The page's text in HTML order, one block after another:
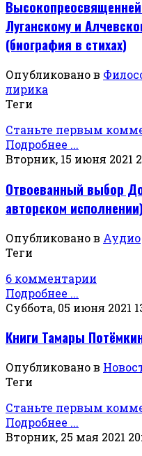
Луганскому и
(биография в стихах)
Опубликовано в
лирика
Теги
Станьте первым
Подробнее ...
Вторник, 15 июня 2021
Отвоеванный выбор
авторском исполнении)
Опубликовано в Аудио
Теги
6 комментарии
Подробнее ...
Суббота, 05 июня 2021
Книги Тамары
Опубликовано в
Теги
Станьте первым
Подробнее ...
Вторник, 25 мая 2021